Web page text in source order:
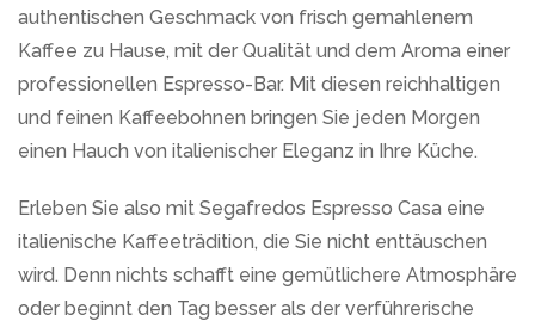
authentischen Geschmack von frisch gemahlenem
Kaffee zu Hause, mit der Qualität und dem Aroma einer
professionellen Espresso-Bar. Mit diesen reichhaltigen
und feinen Kaffeebohnen bringen Sie jeden Morgen
einen Hauch von italienischer Eleganz in Ihre Küche.
Erleben Sie also mit Segafredos Espresso Casa eine
italienische Kaffeeträdition, die Sie nicht enttäuschen
wird. Denn nichts schafft eine gemütlichere Atmosphäre
oder beginnt den Tag besser als der verführerische